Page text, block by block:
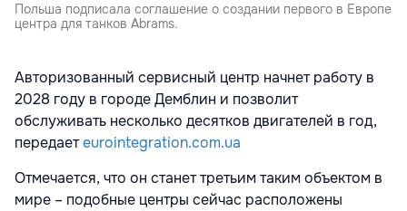
Польша подписала соглашение о создании первого в Европе
центра для танков Abrams.
Авторизованный сервисный центр начнет работу в
2028 году в городе Демблин и позволит
обслуживать несколько десятков двигателей в год,
передаетeurointegration.com.ua
Отмечается, что он станет третьим таким объектом в
мире – подобные центры сейчас расположены